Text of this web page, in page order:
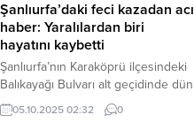
Şanlıurfa’daki feci kazadan acı
haber: Yaralılardan biri
hayatını kaybetti
Şanlıurfa’nın Karaköprü ilçesindeki
Balıkayağı Bulvarı alt geçidinde dün
gece meydana gelen zincirleme
trafik kazasının detayları ortaya
05.10.2025 02:32 0